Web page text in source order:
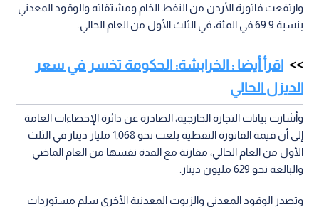
وارتفعت فاتورة الأردن من النفط الخام ومشتقاته والوقود المعدني
بنسبة 69.9 في المئة، في الثلث الأول من العام الحالي.
اقرأ أيضا : الخرابشة: الحكومة تخسر في سعر
الديزل الحالي
وأشارت بيانات التجارة الخارجية، الصادرة عن دائرة الإحصاءات العامة
إلى أن قيمة الفاتورة النفطية بلغت نحو 1,068 مليار دينار في الثلث
الأول من العام الحالي، مقارنة مع المدة نفسها من العام الماضي
والبالغة نحو 629 مليون دينار.
وتصدر الوقود المعدني والزيوت المعدنية الأخرى سلم مستوردات